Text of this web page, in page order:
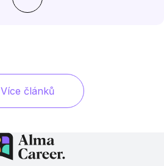
Více článků